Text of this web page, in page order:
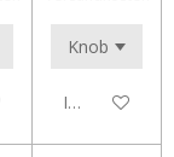
In den